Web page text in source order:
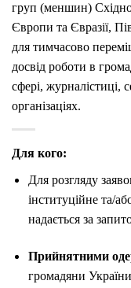
груп (меншин)
Європи та Євразії,
для тимчасово
досвід роботи в
сфері, журналістиці,
організаціях.
Для кого:
Для розгляду
інституційне та/
надається за
Прийнятними
громадяни